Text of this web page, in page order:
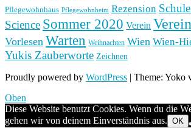
Pflegewohnhaus Pflegewohnheim Rezension
Science Sommer 2020 Verein
Vorlesen Warten Weihnachten Wien Wien-
Yukis Zauberworte Zeichnen
Proudly powered by WordPress | Theme: Yoko
Oben
Diese Website benutzt Cookies. Wenn du die
gehen wir von deinem Einverständnis aus. OK